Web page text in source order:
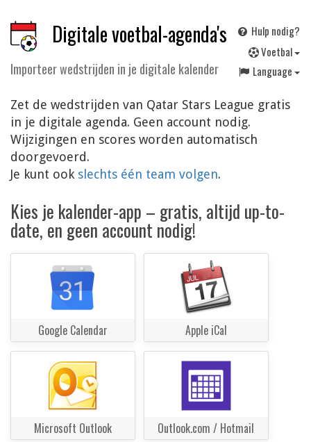
Digitale voetbal-agenda's
Importeer wedstrijden in je digitale kalender
Hulp nodig?
Voetbal
Language
Zet de wedstrijden van Qatar Stars League gratis
in je digitale agenda. Geen account nodig.
Wijzigingen en scores worden automatisch
doorgevoerd.
Je kunt ook slechts één team volgen.
Kies je kalender-app – gratis, altijd up-to-
date, en geen account nodig!
Google Calendar Apple iCal
Microsoft Outlook Outlook.com / Hotmail